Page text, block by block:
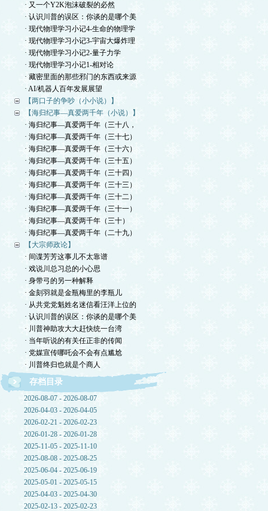
· 又一个Y2K泡沫破裂的必然
· 认识川普的误区：你谈的是哪个美
· 现代物理学习小记4-生命的物理学
· 现代物理学习小记3-宇宙大爆炸理
· 现代物理学习小记2-量子力学
· 现代物理学习小记1-相对论
· 藏密里面的那些邪门的东西或来源
· AI/机器人百年发展展望
【两口子的争吵（小小说）】
【海归纪事—真爱两千年（小说）】
· 海归纪事—真爱两千年（三十八，
· 海归纪事—真爱两千年（三十七）
· 海归纪事—真爱两千年（三十六）
· 海归纪事—真爱两千年（三十五）
· 海归纪事—真爱两千年（三十四）
· 海归纪事—真爱两千年（三十三）
· 海归纪事—真爱两千年（三十二）
· 海归纪事—真爱两千年（三十一）
· 海归纪事—真爱两千年（三十）
· 海归纪事—真爱两千年（二十九）
【大宗师政论】
· 间谍芳芳这事儿不太靠谱
· 戏说川总习总的小心思
· 身带弓的另一种解释
· 金刻羽就是金瓶梅里的李瓶儿
· 从共党党魁姓名迷信看汪洋上位的
· 认识川普的误区：你谈的是哪个美
· 川普神助攻大大赶快统一台湾
· 当年听说的有关任正非的传闻
· 党媒宣传哪吒会不会有点尴尬
· 川普终归也就是个商人
存档目录
2026-08-07 - 2026-08-07
2026-04-03 - 2026-04-05
2026-02-21 - 2026-02-23
2026-01-28 - 2026-01-28
2025-11-05 - 2025-11-10
2025-08-08 - 2025-08-25
2025-06-04 - 2025-06-19
2025-05-01 - 2025-05-15
2025-04-03 - 2025-04-30
2025-02-13 - 2025-02-23